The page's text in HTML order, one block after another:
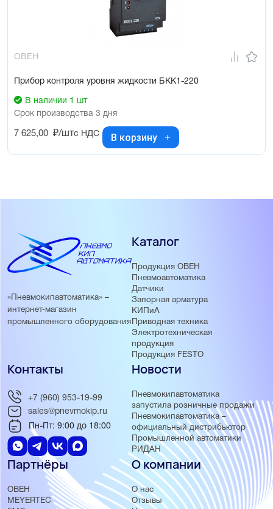
ОВЕН
Прибор контроля уровня жидкости БКК1-220
В наличии 1 шт
Срок производства 3 дня
7 625,00 ₽/штс НДС В корзину
«Пневмокипавтоматика» –
интернет-магазин
промышленного оборудования
Каталог
Продукция ОВЕН
Пневмоавтоматика
Датчики
Запорная арматура
КИПиА
Приводная техника
Электротехническая
продукция
Продукция FESTO
Новости
Пневмокипавтоматика
запустила розничные продажи
Пневмокипавтоматика –
официальный дистрибьютор
Промышленной автоматики
РИДАН
Партнёры
ОВЕН
MEYERTEC
О компании
О нас
Отзывы
Контакты
+7 (960) 953-19-99
sales@pnevmokip.ru
Пн-Пт: 9:00 до 18:00